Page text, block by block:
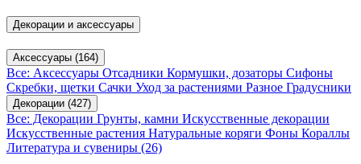
Декорации и аксессуары
Аксессуары (164)
Все: Аксессуары Отсадники Кормушки, дозаторы Сифоны
Скребки, щетки Сачки Уход за растениями Разное Градусники
Декорации (427)
Все: Декорации Грунты, камни Искусственные декорации
Искусственные растения Натуральные коряги Фоны Кораллы
Литература и сувениры (26)